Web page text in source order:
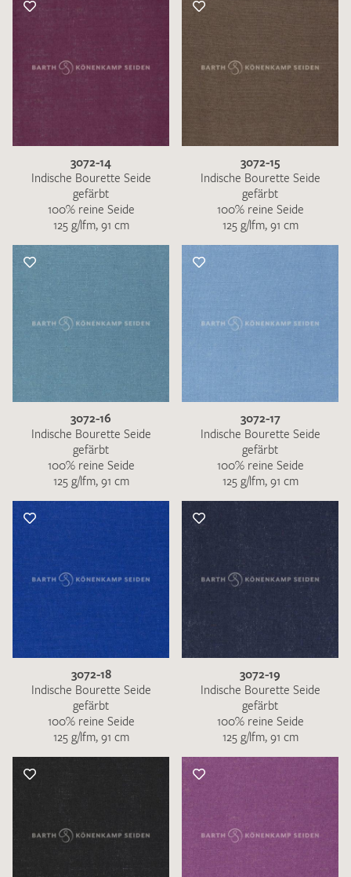
3072-14
Indische Bourette Seide
gefärbt
100% reine Seide
125 g/lfm, 91 cm
3072-15
Indische Bourette Seide
gefärbt
100% reine Seide
125 g/lfm, 91 cm
3072-16
Indische Bourette Seide
gefärbt
100% reine Seide
125 g/lfm, 91 cm
3072-17
Indische Bourette Seide
gefärbt
100% reine Seide
125 g/lfm, 91 cm
3072-18
Indische Bourette Seide
gefärbt
100% reine Seide
125 g/lfm, 91 cm
3072-19
Indische Bourette Seide
gefärbt
100% reine Seide
125 g/lfm, 91 cm